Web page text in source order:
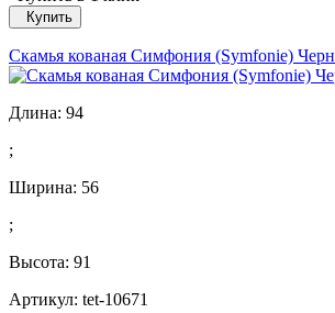
Купить
Скамья кованая Симфония (Symfonie)
Длина: 94
;
Ширина: 56
;
Высота: 91
Артикул: tet-10671